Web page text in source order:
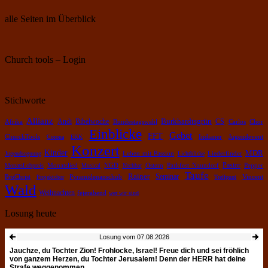
alle Seiten im Überblick
Church tools – Login
Stichworte
Afrika Allianz Andi Bibelwoche Bundestagswahl Burkhardtsgrün CS Carlos Chor
ChurchTools Corona EKK Einblicke FFT Gebet Indianer Jugendevent
Jugendsegnung Kinder Konzert Leben mit Passion Lichtblicke Liederfinder MDR
MonatsLobpreis Monatslied Musical NGD Nachbar Ostern Parkfest Naundorf Pastor Pepper
ProChrist Projektchor Pyramidenanschub Rainer Seminar Taufe Treffpunt Vincent
Wald Weihnachten fejerabend wer wir sind
Losung heute